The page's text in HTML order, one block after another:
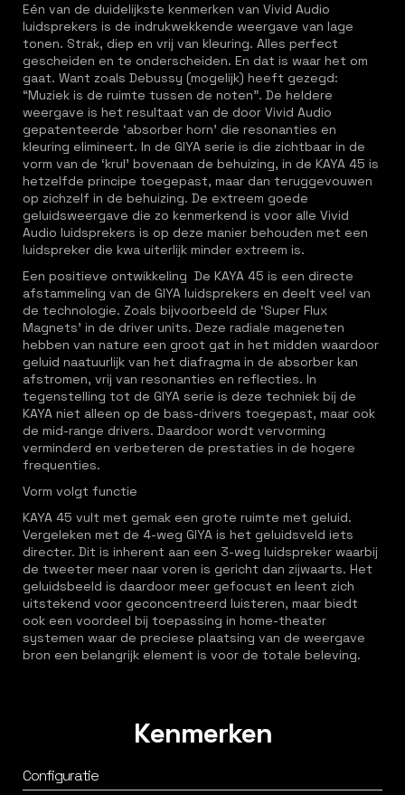
Eén van de duidelijkste kenmerken van Vivid Audio
luidsprekers is de indrukwekkende weergave van lage
tonen. Strak, diep en vrij van kleuring. Alles perfect
gescheiden en te onderscheiden. En dat is waar het om
gaat. Want zoals Debussy (mogelijk) heeft gezegd:
“Muziek is de ruimte tussen de noten”. De heldere
weergave is het resultaat van de door Vivid Audio
gepatenteerde ‘absorber horn’ die resonanties en
kleuring elimineert. In de GIYA serie is die zichtbaar in de
vorm van de ‘krul’ bovenaan de behuizing, in de KAYA 45 is
hetzelfde principe toegepast, maar dan teruggevouwen
op zichzelf in de behuizing. De extreem goede
geluidsweergave die zo kenmerkend is voor alle Vivid
Audio luidsprekers is op deze manier behouden met een
luidspreker die kwa uiterlijk minder extreem is.
Een positieve ontwikkeling De KAYA 45 is een directe
afstammeling van de GIYA luidsprekers en deelt veel van
de technologie. Zoals bijvoorbeeld de ‘Super Flux
Magnets’ in de driver units. Deze radiale mageneten
hebben van nature een groot gat in het midden waardoor
geluid naatuurlijk van het diafragma in de absorber kan
afstromen, vrij van resonanties en reflecties. In
tegenstelling tot de GIYA serie is deze techniek bij de
KAYA niet alleen op de bass-drivers toegepast, maar ook
de mid-range drivers. Daardoor wordt vervorming
verminderd en verbeteren de prestaties in de hogere
frequenties.
Vorm volgt functie
KAYA 45 vult met gemak een grote ruimte met geluid.
Vergeleken met de 4-weg GIYA is het geluidsveld iets
directer. Dit is inherent aan een 3-weg luidspreker waarbij
de tweeter meer naar voren is gericht dan zijwaarts. Het
geluidsbeeld is daardoor meer gefocust en leent zich
uitstekend voor geconcentreerd luisteren, maar biedt
ook een voordeel bij toepassing in home-theater
systemen waar de preciese plaatsing van de weergave
bron een belangrijk element is voor de totale beleving.
Kenmerken
Configuratie